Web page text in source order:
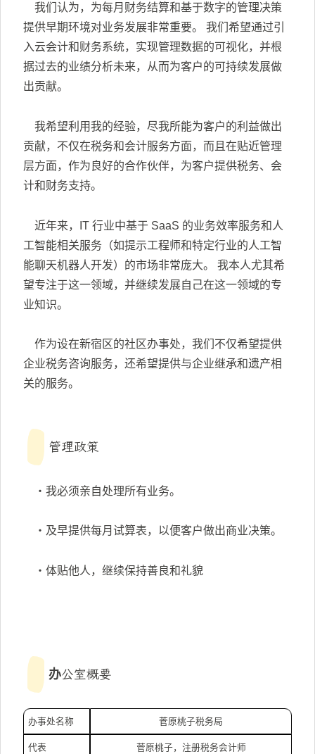
我们认为，为每月财务结算和基于数字的管理决策
提供早期环境对业务发展非常重要。 我们希望通过引
入云会计和财务系统，实现管理数据的可视化，并根
据过去的业绩分析未来，从而为客户的可持续发展做
出贡献。
我希望利用我的经验，尽我所能为客户的利益做出
贡献，不仅在税务和会计服务方面，而且在贴近管理
层方面，作为良好的合作伙伴，为客户提供税务、会
计和财务支持。
近年来，IT 行业中基于 SaaS 的业务效率服务和人
工智能相关服务（如提示工程师和特定行业的人工智
能聊天机器人开发）的市场非常庞大。 我本人尤其希
望专注于这一领域，并继续发展自己在这一领域的专
业知识。
作为设在新宿区的社区办事处，我们不仅希望提供
企业税务咨询服务，还希望提供与企业继承和遗产相
关的服务。
管理政策
・我必须亲自处理所有业务。
・及早提供每月试算表，以便客户做出商业决策。
・体贴他人，继续保持善良和礼貌
办公室概要
办事处名称 菅原桃子税务局
代表 菅原桃子，注册税务会计师